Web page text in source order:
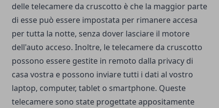
delle telecamere da cruscotto è che la maggior parte
di esse può essere impostata per rimanere accesa
per tutta la notte, senza dover lasciare il motore
dell'auto acceso. Inoltre, le telecamere da cruscotto
possono essere gestite in remoto dalla privacy di
casa vostra e possono inviare tutti i dati al vostro
laptop, computer, tablet o smartphone. Queste
telecamere sono state progettate appositamente